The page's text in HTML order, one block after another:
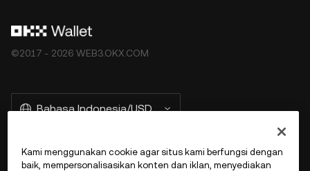
©2017 - 2026 WEB3.OKX.COM
Bahasa Indonesia/USD
Kami menggunakan cookie agar situs kami berfungsi dengan
baik, mempersonalisasikan konten dan iklan, menyediakan